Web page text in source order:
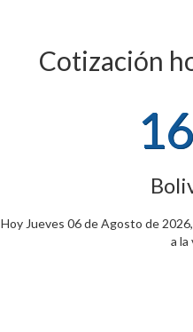
Cotización
Hoy Jueves 06 de Agosto de
a la